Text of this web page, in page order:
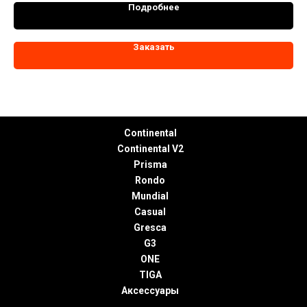
Подробнее
Заказать
Continental
Continental V2
Prisma
Rondo
Mundial
Casual
Gresca
G3
ONE
TIGA
Аксессуары